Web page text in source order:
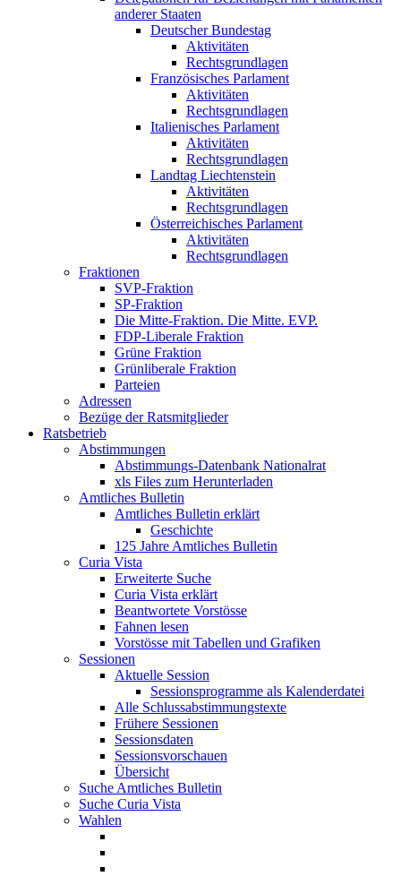
anderer Staaten
Deutscher Bundestag
Aktivitäten
Rechtsgrundlagen
Französisches Parlament
Aktivitäten
Rechtsgrundlagen
Italienisches Parlament
Aktivitäten
Rechtsgrundlagen
Landtag Liechtenstein
Aktivitäten
Rechtsgrundlagen
Österreichisches Parlament
Aktivitäten
Rechtsgrundlagen
Fraktionen
SVP-Fraktion
SP-Fraktion
Die Mitte-Fraktion. Die Mitte. EVP.
FDP-Liberale Fraktion
Grüne Fraktion
Grünliberale Fraktion
Parteien
Adressen
Bezüge der Ratsmitglieder
Ratsbetrieb
Abstimmungen
Abstimmungs-Datenbank Nationalrat
xls Files zum Herunterladen
Amtliches Bulletin
Amtliches Bulletin erklärt
Geschichte
125 Jahre Amtliches Bulletin
Curia Vista
Erweiterte Suche
Curia Vista erklärt
Beantwortete Vorstösse
Fahnen lesen
Vorstösse mit Tabellen und Grafiken
Sessionen
Aktuelle Session
Sessionsprogramme als Kalenderdatei
Alle Schlussabstimmungstexte
Frühere Sessionen
Sessionsdaten
Sessionsvorschauen
Übersicht
Suche Amtliches Bulletin
Suche Curia Vista
Wahlen